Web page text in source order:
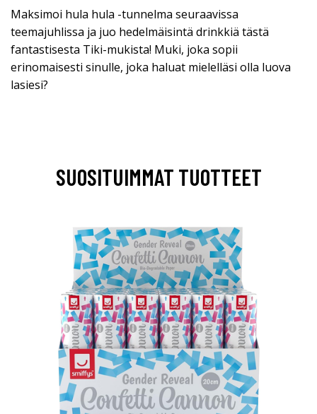
Maksimoi hula hula -tunnelma seuraavissa
teemajuhlissa ja juo hedelmäisintä drinkkiä tästä
fantastisesta Tiki-mukista! Muki, joka sopii
erinomaisesti sinulle, joka haluat mielelläsi olla luova
lasiesi?
SUOSITUIMMAT TUOTTEET